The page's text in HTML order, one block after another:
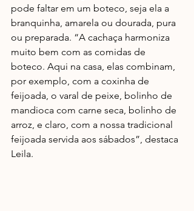
pode faltar em um boteco, seja ela a
branquinha, amarela ou dourada, pura
ou preparada. “A cachaça harmoniza
muito bem com as comidas de
boteco. Aqui na casa, elas combinam,
por exemplo, com a coxinha de
feijoada, o varal de peixe, bolinho de
mandioca com carne seca, bolinho de
arroz, e claro, com a nossa tradicional
feijoada servida aos sábados”, destaca
Leila.